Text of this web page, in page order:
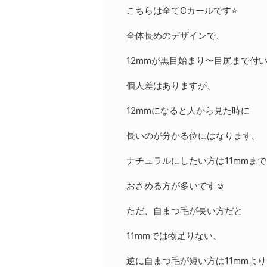
こちらは全てCカールです⭐️
全体長めのデザインで、
12mmが黒目始まり〜目尻まで付い
個人差はありますが、
12mmになると人から見た時に
長いのが分かる位にはなります。
ナチュラルにしたい方は11mmま
おさめる方が多いです☺️
ただ、自まつ毛が長い方だと
11mmでは物足りない、
逆に自まつ毛が短い方は11mmよ